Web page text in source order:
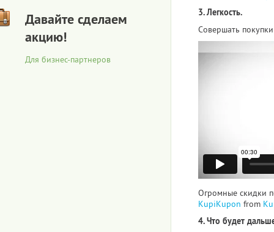
Давайте сделаем
акцию!
Для бизнес-партнеров
3. Легкость.
Совершать
Огромные скидки
KupiKupon from
4. Что будет